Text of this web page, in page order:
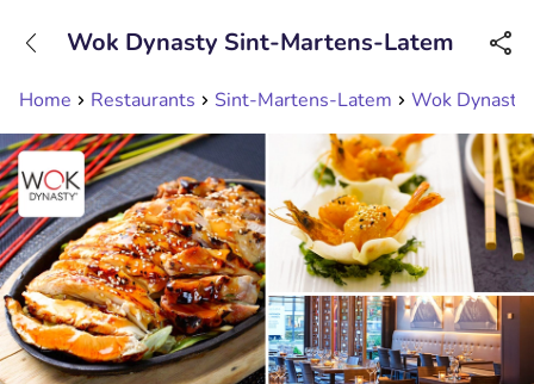
Erreichbar bis 23:00 Uhr
Home Restaurants Sint-Martens-Latem Wok
Wok Dynasty Sint-Martens-Latem